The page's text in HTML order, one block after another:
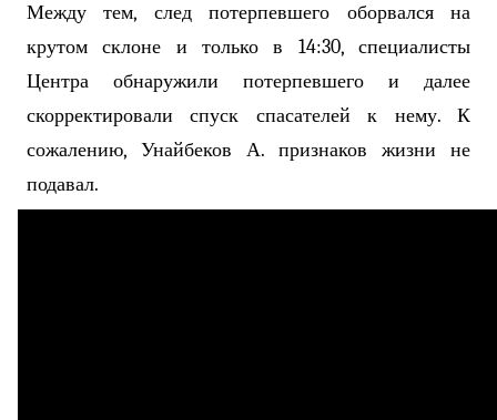
Между тем, след потерпевшего оборвался на
крутом склоне и только в 14:30, специалисты
Центра обнаружили потерпевшего и далее
скорректировали спуск спасателей к нему. К
сожалению, Унайбеков А. признаков жизни не
подавал.